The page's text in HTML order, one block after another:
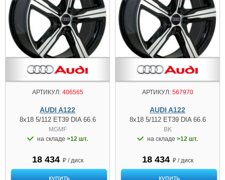
АРТИКУЛ:406565
AUDI A122
8x18 5/112 ET39 DIA 66.6
MGMF
на складе >12 шт.
18 434 ₽ / диск
купить
АРТИКУЛ:567970
AUDI A122
8x18 5/112 ET39 DIA 66.6
BK
на складе >12 шт.
18 434 ₽ / диск
купить